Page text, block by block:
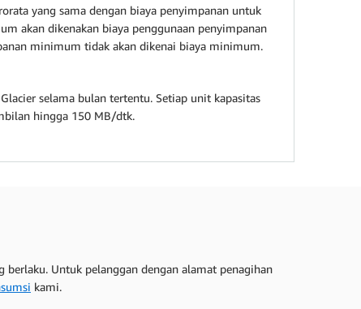
yang sama dengan biaya penyimpanan untuk
akan dikenakan biaya penggunaan penyimpanan
minimum tidak akan dikenai biaya minimum.
selama bulan tertentu. Setiap unit kapasitas
hingga 150 MB/dtk.
berlaku. Untuk pelanggan dengan alamat penagihan
kami.